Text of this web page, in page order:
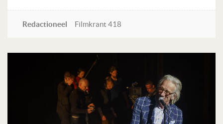
Redactioneel Filmkrant 418
Lees verder